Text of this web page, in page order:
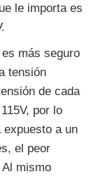
le importa es
más seguro
tensión
de cada
por lo
expuesto a un
el peor
mismo